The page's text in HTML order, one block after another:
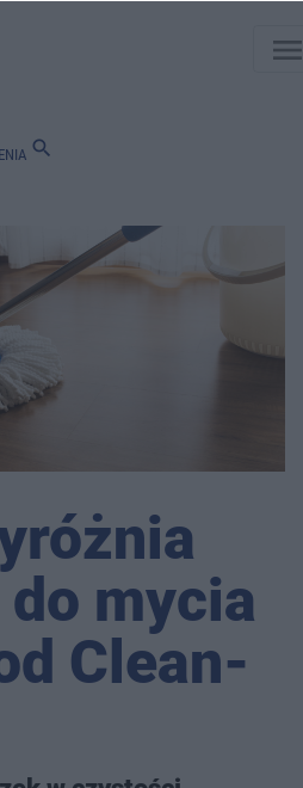
search
mycia
Clean-